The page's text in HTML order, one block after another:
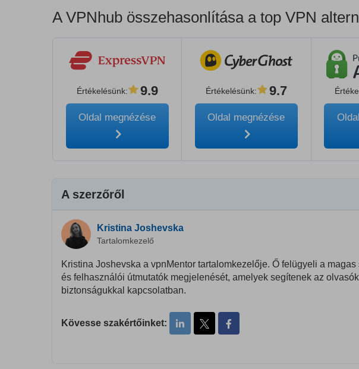
A VPNhub összehasonlítása a top VPN
Értékelésünk: 9.9
Oldal megnézése
Értékelésünk: 9.7
Oldal megnézése
A szerzőről
Kristina Joshevska
Tartalomkezelő
Kristina Joshevska a vpnMentor tartalomkezelője. Ő felügyeli a
és felhasználói útmutatók megjelenését, amelyek segítenek az
biztonságukkal kapcsolatban.
Kövesse szakértőinket: